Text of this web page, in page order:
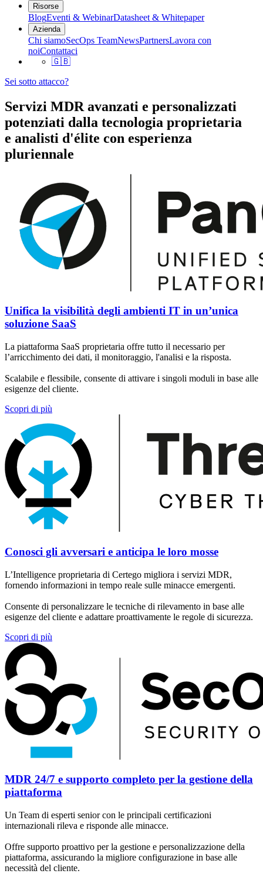
Risorse
BlogEventi & WebinarDatasheet & Whitepaper
Azienda
Chi siamoSecOps TeamNewsPartnersLavora con
noiContattaci
🇬🇧
Sei sotto attacco?
Servizi MDR avanzati e personalizzati
potenziati dalla tecnologia proprietaria
e analisti d'élite con esperienza
pluriennale
Unifica la visibilità degli ambienti IT in un’unica
soluzione SaaS
La piattaforma SaaS proprietaria offre tutto il necessario per
l’arricchimento dei dati, il monitoraggio, l'analisi e la risposta.
Scalabile e flessibile, consente di attivare i singoli moduli in base alle
esigenze del cliente.
Scopri di più
Conosci gli avversari e anticipa le loro mosse
L’Intelligence proprietaria di Certego migliora i servizi MDR,
fornendo informazioni in tempo reale sulle minacce emergenti.
Consente di personalizzare le tecniche di rilevamento in base alle
esigenze del cliente e adattare proattivamente le regole di sicurezza.
Scopri di più
MDR 24/7 e supporto completo per la gestione della
piattaforma
Un Team di esperti senior con le principali certificazioni
internazionali rileva e risponde alle minacce.
Offre supporto proattivo per la gestione e personalizzazione della
piattaforma, assicurando la migliore configurazione in base alle
necessità del cliente.